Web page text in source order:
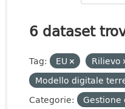
6 dataset
Tag: EU
Rilievo
Modello digitale
Categorie: